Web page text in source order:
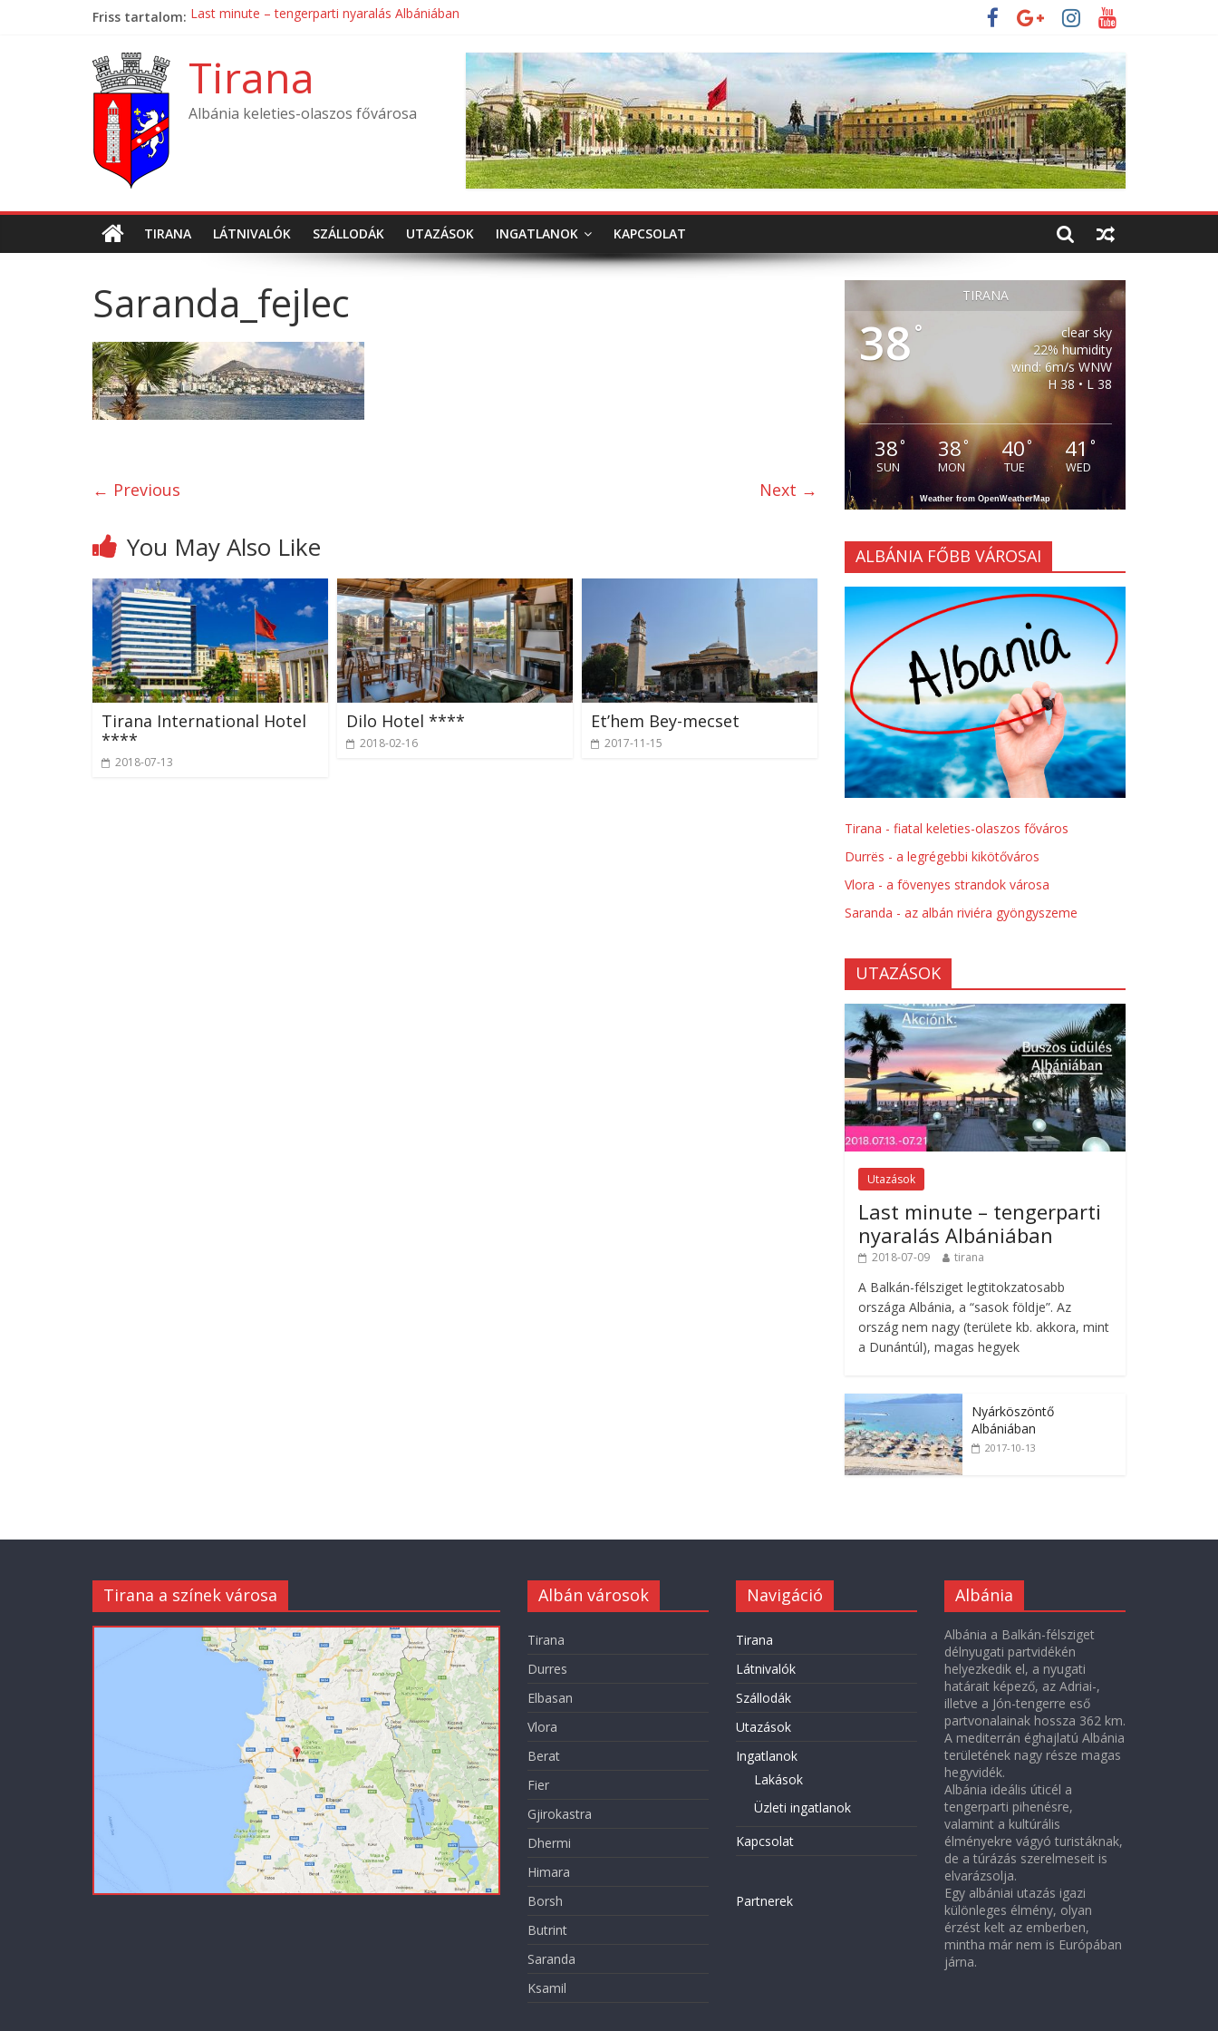
Friss tartalom: Last minute – tengerparti nyaralás Albániában
La Bohème Hotel ****
Tirana International Hotel ****
Tirana
Albánia keleties-olaszos fővárosa
TIRANA LÁTNIVALÓK SZÁLLODÁK UTAZÁSOK INGATLANOK KAPCSOLAT
Saranda_fejlec
← Previous Next →
You May Also Like
Tirana International Hotel
****
2018-07-13
Dilo Hotel ****
2018-02-16
Et’hem Bey-mecset
2017-11-15
TIRANA
38 °
clear sky
22% humidity
wind: 6m/s WNW
H 38 • L 38
38°
SUN
38°
MON
40°
TUE
41°
WED
Weather from OpenWeatherMap
ALBÁNIA FŐBB VÁROSAI
Tirana - fiatal keleties-olaszos főváros
Durrës - a legrégebbi kikötőváros
Vlora - a fövenyes strandok városa
Saranda - az albán riviéra gyöngyszeme
UTAZÁSOK
Utazások
Last minute – tengerparti
nyaralás Albániában
2018-07-09 tirana
A Balkán-félsziget legtitokzatosabb
országa Albánia, a “sasok földje”. Az
ország nem nagy (területe kb. akkora, mint
a Dunántúl), magas hegyek
Nyárköszöntő
Albániában
2017-10-13
Tirana a színek városa Albán városok
Tirana
Durres
Elbasan
Vlora
Berat
Fier
Gjirokastra
Dhermi
Himara
Borsh
Butrint
Saranda
Ksamil
Navigáció
Tirana
Látnivalók
Szállodák
Utazások
Ingatlanok
Lakások
Üzleti ingatlanok
Kapcsolat
Partnerek
Albánia
Albánia a Balkán-félsziget
délnyugati partvidékén
helyezkedik el, a nyugati
határait képező, az Adriai-,
illetve a Jón-tengerre eső
partvonalainak hossza 362 km.
A mediterrán éghajlatú Albánia
területének nagy része magas
hegyvidék.
Albánia ideális úticél a
tengerparti pihenésre,
valamint a kultúrális
élményekre vágyó turistáknak,
de a túrázás szerelmeseit is
elvarázsolja.
Egy albániai utazás igazi
különleges élmény, olyan
érzést kelt az emberben,
mintha már nem is Európában
járna.